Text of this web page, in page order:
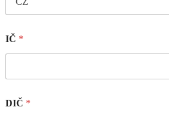
IČ *
DIČ *